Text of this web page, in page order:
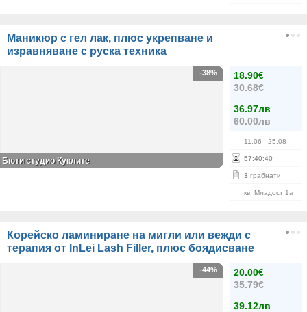
Маникюр с гел лак, плюс укрепване и
изравняване с руска техника
18.90€
30.68€
36.97лв
60.00лв
11.06 - 25.08
57:40:40
3 грабнати
кв. Младост 1а
-38%
Бюти студио Куклите
Корейско ламиниране на мигли или вежди с
терапия от InLei Lash Filler, плюс боядисване
20.00€
35.79€
39.12лв
-44%